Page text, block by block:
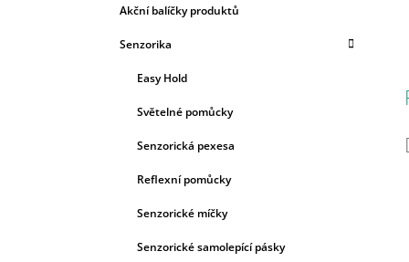
Akční balíčky produktů
Senzorika
Easy Hold
Světelné pomůcky
Senzorická pexesa
Reflexní pomůcky
Senzorické míčky
Senzorické samolepící pásky